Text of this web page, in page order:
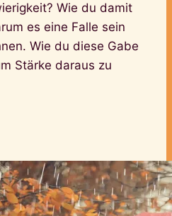
Wie du damit
es eine Falle sein
Wie du diese Gabe
Stärke daraus zu